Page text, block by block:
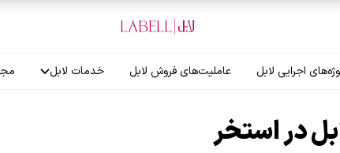
اجرایی لابل عاملیت‌های فروش لابل خدمات لابل
در استخر